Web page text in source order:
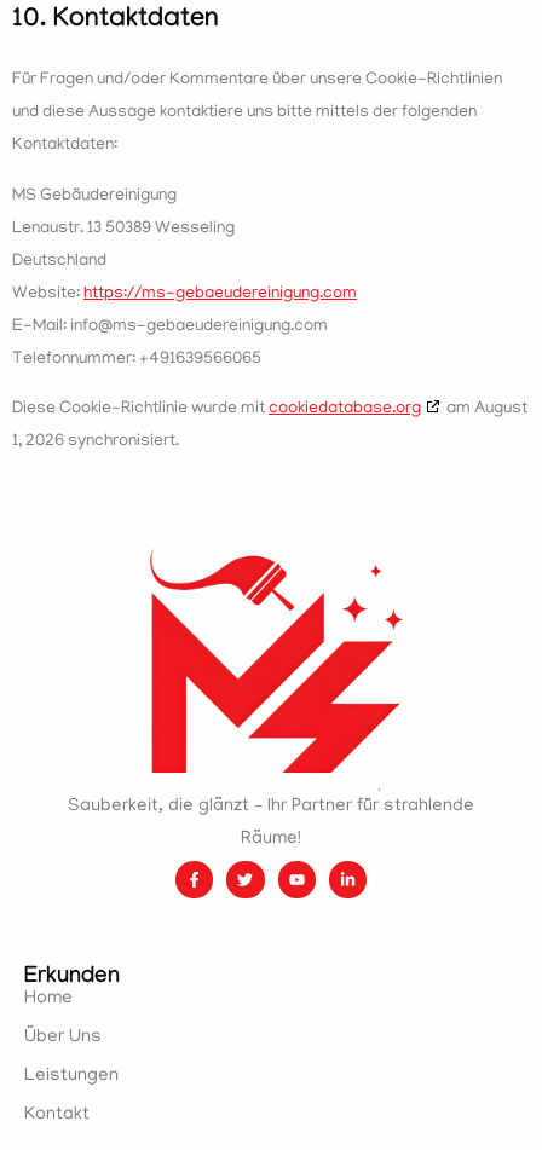
10. Kontaktdaten
Für Fragen und/oder Kommentare über unsere Cookie-Richtlinien
und diese Aussage kontaktiere uns bitte mittels der folgenden
Kontaktdaten:
MS Gebäudereinigung
Lenaustr. 13 50389 Wesseling
Deutschland
Website: https://ms-gebaeudereinigung.com
E-Mail: info@ms-gebaeudereinigung.com
Telefonnummer: +491639566065
Diese Cookie-Richtlinie wurde mit cookiedatabase.org
am August
1, 2026 synchronisiert.
Sauberkeit, die glänzt – Ihr Partner für strahlende
Räume!
Erkunden
Home
Über Uns
Leistungen
Kontakt